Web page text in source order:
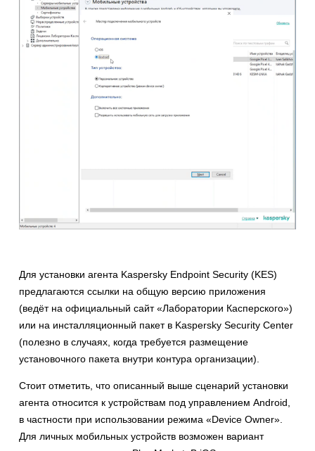
Для установки агента Kaspersky Endpoint Security (KES)
предлагаются ссылки на общую версию приложения
(ведёт на официальный сайт «Лаборатории Касперского»)
или на инсталляционный пакет в Kaspersky Security Center
(полезно в случаях, когда требуется размещение
установочного пакета внутри контура организации).
Стоит отметить, что описанный выше сценарий установки
агента относится к устройствам под управлением Android,
в частности при использовании режима «Device Owner».
Для личных мобильных устройств возможен вариант